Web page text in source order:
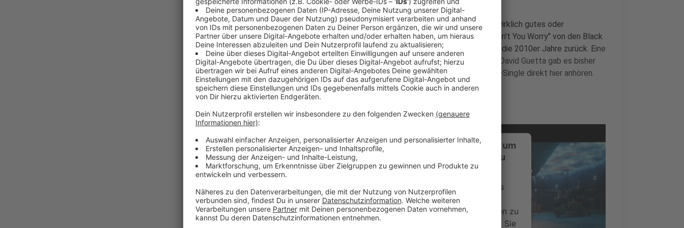
Einige Kritiker vermuteten, dass bei diesem Trio eigentlich nicht wirklich gutes oder
brauchbares bei herumkommen dürfte. Doch dem ist nicht so. "Don't You Worry" von den Black
Eyed Peas, zusammen mit Shakira und David Guetta beamt uns in die 2010er Jahre zurück. Eine
gemeinsame Kollaboration mit den Black Eyed Peas, Shakira und David Guetta gab es bisher
noch nicht - nun ist es soweit. Ihr könnt euch die gemeinsame Hit-Single direkt hier anhören.
Anzeige
Wir benötigen Ihre Zustimmung, um
den YouTube Video-Service zu
laden!
Wir verwenden einen Service eines
Drittanbieters, um Videoinhalte
einzubetten. Dieser Service kann Daten zu
Ihren Aktivitäten sammeln. Bitte lesen Sie